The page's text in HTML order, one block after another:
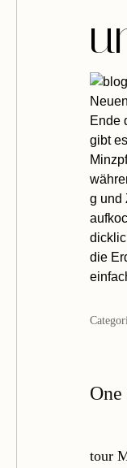
Ende
gibt
g und
die
One
tour